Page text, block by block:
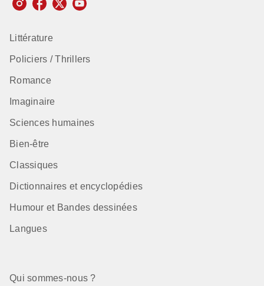
Littérature
Policiers / Thrillers
Romance
Imaginaire
Sciences humaines
Bien-être
Classiques
Dictionnaires et encyclopédies
Humour et Bandes dessinées
Langues
Qui sommes-nous ?